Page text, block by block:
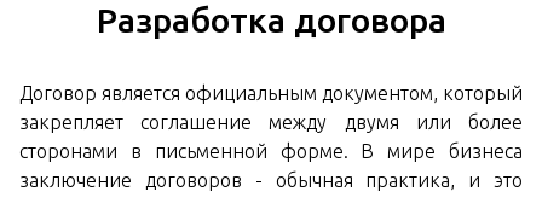
Разработка договора
Договор является официальным документом, который
закрепляет соглашение между двумя или более
сторонами в письменной форме. В мире бизнеса
заключение договоров - обычная практика, и это